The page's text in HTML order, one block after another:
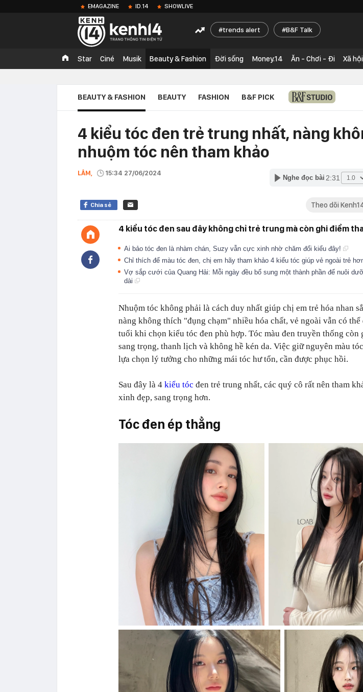
EMAGAZINE ID.14 SHOWLIVE
trends alert B&F Talk
Star Ciné Musik Beauty & Fashion Đời sống Money.14 Ăn - Chơi - Đi Xã hội
BEAUTY & FASHION BEAUTY FASHION B&F PICK
4 kiểu tóc đen trẻ trung nhất, nàng
nhuộm tóc nên tham khảo
LÂM, 15:34 27/06/2024
Nghe đọc bài 2:31
Chia sẻ Theo dõi
4 kiểu tóc đen sau đây không chỉ trẻ trung mà còn ghi điểm
Ai bảo tóc đen là nhàm chán, Suzy vẫn cực xinh nhờ chăm đổi kiểu đây!
Chỉ thích để màu tóc đen, chị em hãy tham khảo 4 kiểu tóc giúp vẻ ngoài trẻ
Vợ sắp cưới của Quang Hải: Mỗi ngày đều bổ sung một thành phần để nuôi
dài
Nhuộm tóc không phải là cách duy nhất giúp chị em trẻ hóa nhan
nàng không thích "đụng chạm" nhiều hóa chất, vẻ ngoài vẫn có
tuổi khi chọn kiểu tóc đen phù hợp. Tóc màu đen truyền thống còn
sang trọng, thanh lịch và không hề kén da. Việc giữ nguyên màu
lựa chọn lý tưởng cho những mái tóc hư tổn, cần được phục hồi.
Sau đây là 4 kiểu tóc đen trẻ trung nhất, các quý cô rất nên tham
xinh đẹp, sang trọng hơn.
Tóc đen ép thẳng